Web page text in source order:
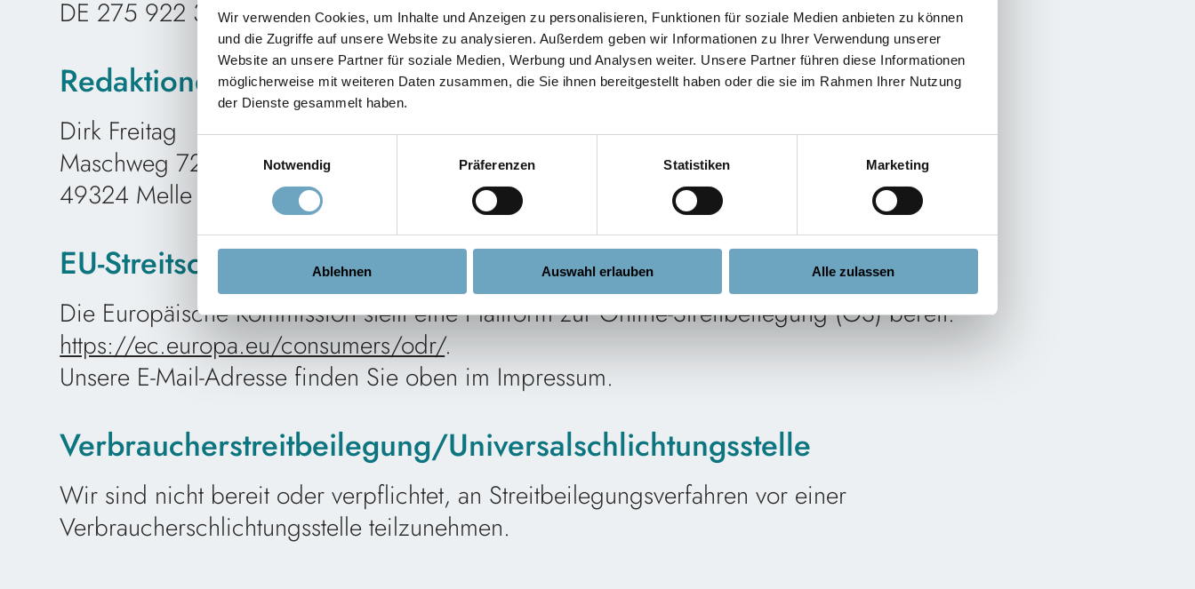
Wir verwenden Cookies, um Inhalte und Anzeigen zu personalisieren, Funktionen für soziale Medien anbieten zu können
und die Zugriffe auf unsere Website zu analysieren. Außerdem geben wir Informationen zu Ihrer Verwendung unserer
Website an unsere Partner für soziale Medien, Werbung und Analysen weiter. Unsere Partner führen diese Informationen
möglicherweise mit weiteren Daten zusammen, die Sie ihnen bereitgestellt haben oder die sie im Rahmen Ihrer Nutzung
der Dienste gesammelt haben.
Notwendig
Präferenzen Statistiken Marketing
Ablehnen Auswahl erlauben Alle zulassen
DE 275 922 365
Redaktionell verantwortlich
Dirk Freitag
Maschweg 72-74
49324 Melle
EU-Streitschlichtung
Die Europäische Kommission stellt eine Plattform zur Online-Streitbeilegung (OS) bereit:
https://ec.europa.eu/consumers/odr/.
Unsere E-Mail-Adresse finden Sie oben im Impressum.
Verbraucher­streit­beilegung/Universal­schlichtungs­stelle
Wir sind nicht bereit oder verpflichtet, an Streitbeilegungsverfahren vor einer
Verbraucherschlichtungsstelle teilzunehmen.